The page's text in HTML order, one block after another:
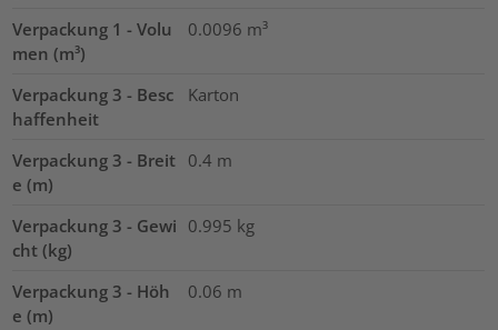
Verpackung 1 - Volu
men (m³)
0.0096 m³
Verpackung 3 - Besc
haffenheit
Karton
Verpackung 3 - Breit
e (m)
0.4 m
Verpackung 3 - Gewi
cht (kg)
0.995 kg
Verpackung 3 - Höh
e (m)
0.06 m